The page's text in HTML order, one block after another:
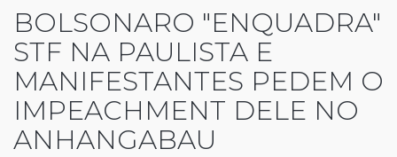
navegação
BOLSONARO "ENQUADRA"
STF NA PAULISTA E
MANIFESTANTES PEDEM O
IMPEACHMENT DELE NO
ANHANGABAU